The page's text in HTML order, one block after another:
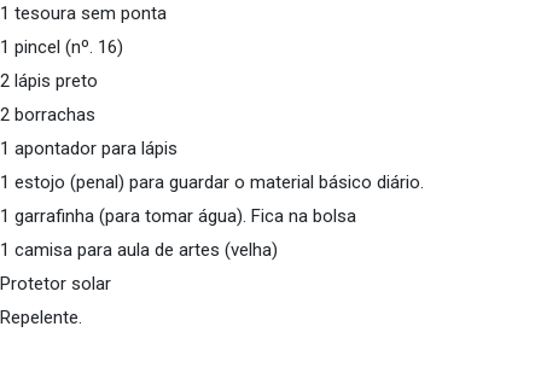
1 tesoura sem ponta
1 pincel (nº. 16)
2 lápis preto
2 borrachas
1 apontador para lápis
1 estojo (penal) para guardar o material básico diário.
1 garrafinha (para tomar água). Fica na bolsa
1 camisa para aula de artes (velha)
Protetor solar
Repelente.